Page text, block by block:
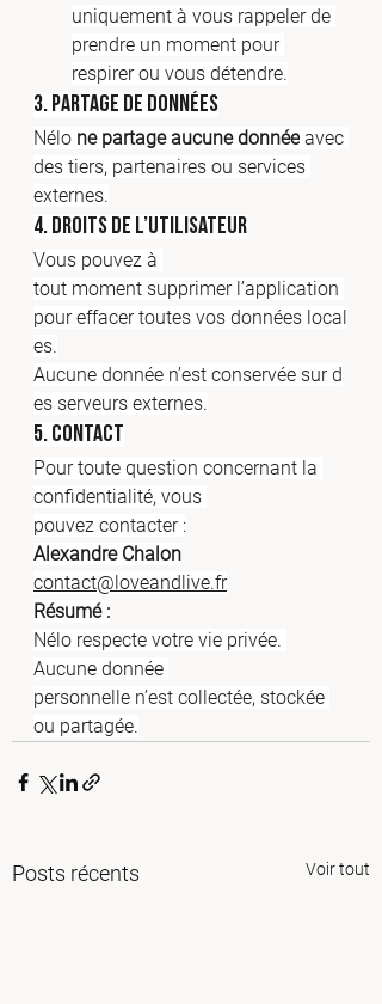
uniquement à vous rappeler de
prendre un moment pour
respirer ou vous détendre.
3. Partage de données
Nélo ne partage aucune donnée avec
des tiers, partenaires ou services
externes.
4. Droits de l’utilisateur
Vous pouvez à
tout moment supprimer l’application
pour effacer toutes vos données local
es.
Aucune donnée n’est conservée sur d
es serveurs externes.
5. Contact
Pour toute question concernant la
confidentialité, vous
pouvez contacter :
Alexandre Chalon
contact@loveandlive.fr
Résumé :
Nélo respecte votre vie privée.
Aucune donnée
personnelle n’est collectée, stockée
ou partagée.
Posts récents Voir tout